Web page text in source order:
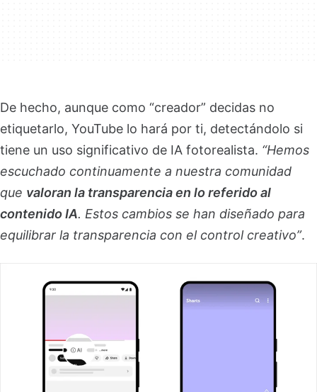
De hecho, aunque como “creador” decidas no
etiquetarlo, YouTube lo hará por ti, detectándolo si
tiene un uso significativo de IA fotorealista. “Hemos
escuchado continuamente a nuestra comunidad
que valoran la transparencia en lo referido al
contenido IA. Estos cambios se han diseñado para
equilibrar la transparencia con el control creativo”.